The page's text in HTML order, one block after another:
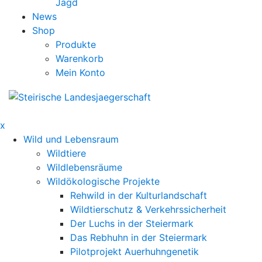
Jagd
News
Shop
Produkte
Warenkorb
Mein Konto
x
Wild und Lebensraum
Wildtiere
Wildlebensräume
Wildökologische Projekte
Rehwild in der Kulturlandschaft
Wildtierschutz & Verkehrssicherheit
Der Luchs in der Steiermark
Das Rebhuhn in der Steiermark
Pilotprojekt Auerhuhngenetik